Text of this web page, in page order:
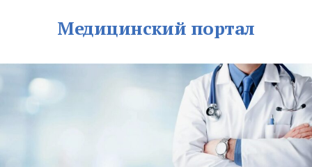
Медицинский портал